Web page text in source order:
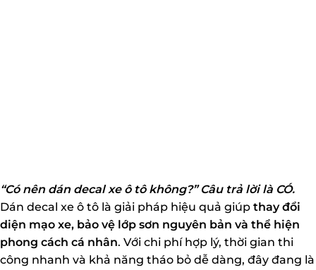
“Có nên dán decal xe ô tô không?” Câu trả lời là CÓ.
Dán decal xe ô tô là giải pháp hiệu quả giúp thay đổi
diện mạo xe, bảo vệ lớp sơn nguyên bản và thể hiện
phong cách cá nhân. Với chi phí hợp lý, thời gian thi
công nhanh và khả năng tháo bỏ dễ dàng, đây đang là